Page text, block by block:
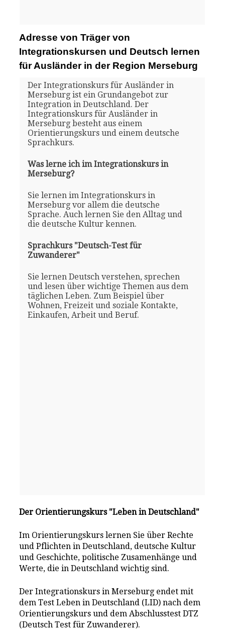
Adresse von Träger von
Integrationskursen und Deutsch lernen
für Ausländer in der Region Merseburg
Der Integrationskurs für Ausländer in
Merseburg ist ein Grundangebot zur
Integration in Deutschland. Der
Integrationskurs für Ausländer in
Merseburg besteht aus einem
Orientierungskurs und einem deutsche
Sprachkurs.
Was lerne ich im Integrationskurs in
Merseburg?
Sie lernen im Integrationskurs in
Merseburg vor allem die deutsche
Sprache. Auch lernen Sie den Alltag und
die deutsche Kultur kennen.
Sprachkurs "Deutsch-Test für
Zuwanderer"
Sie lernen Deutsch verstehen, sprechen
und lesen über wichtige Themen aus dem
täglichen Leben. Zum Beispiel über
Wohnen, Freizeit und soziale Kontakte,
Einkaufen, Arbeit und Beruf.
Der Orientierungskurs "Leben in Deutschland"
Im Orientierungskurs lernen Sie über Rechte
und Pflichten in Deutschland, deutsche Kultur
und Geschichte, politische Zusamenhänge und
Werte, die in Deutschland wichtig sind.
Der Integrationskurs in Merseburg endet mit
dem Test Leben in Deutschland (LID) nach dem
Orientierungskurs und dem Abschlusstest DTZ
(Deutsch Test für Zuwanderer).